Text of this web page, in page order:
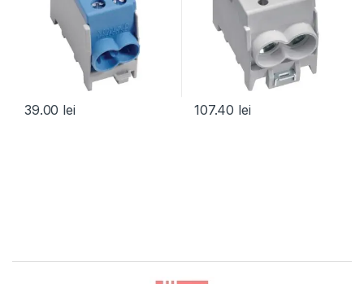
39.00 lei 107.40 lei